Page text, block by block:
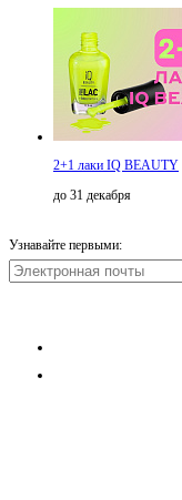
2+1 лаки IQ BEAUTY
до 31 декабря
Узнавайте первыми: